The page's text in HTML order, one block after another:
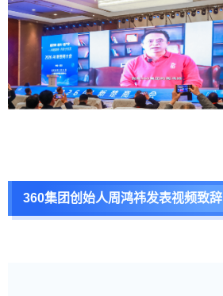
360集团创始人周鸿祎发表视频致辞